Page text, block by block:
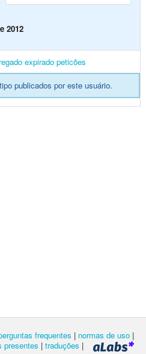
2012
expirado peticões
publicados por este usuário.
frequentes | normas de uso |
presentes | traduções |